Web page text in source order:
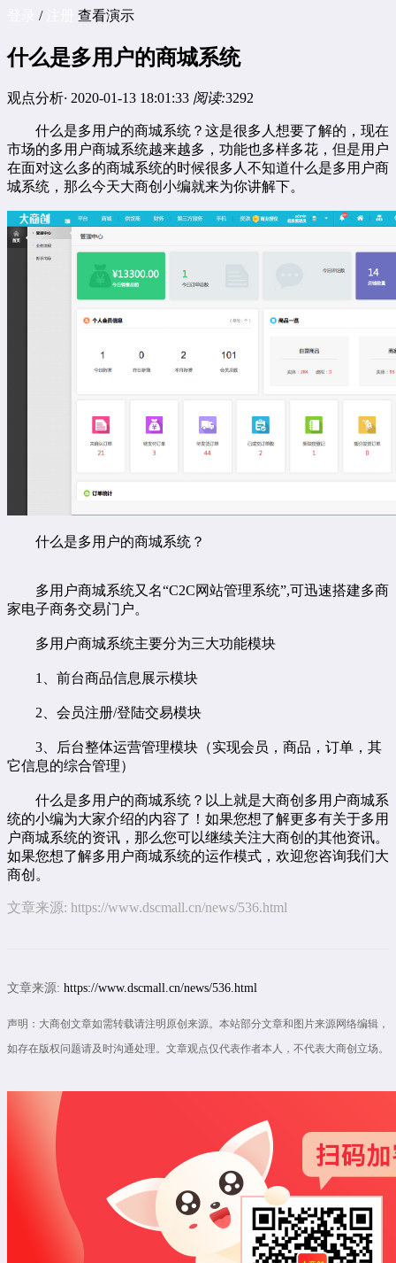
/注册 查看演示
什么是多用户的商城系统
观点分析· 2020-01-13 18:01:33 阅读:3292
什么是多用户的商城系统？这是很多人想要了解的，现在
市场的多用户商城系统越来越多，功能也多样多花，但是用户
在面对这么多的商城系统的时候很多人不知道什么是多用户商
城系统，那么今天大商创小编就来为你讲解下。
什么是多用户的商城系统？
多用户商城系统又名“C2C网站管理系统”,可迅速搭建多商
家电子商务交易门户。
多用户商城系统主要分为三大功能模块
1、前台商品信息展示模块
2、会员注册/登陆交易模块
3、后台整体运营管理模块（实现会员，商品，订单，其
它信息的综合管理）
什么是多用户的商城系统？以上就是大商创多用户商城系
统的小编为大家介绍的内容了！如果您想了解更多有关于多用
户商城系统的资讯，那么您可以继续关注大商创的其他资讯。
如果您想了解多用户商城系统的运作模式，欢迎您咨询我们大
商创。
文章来源: https://www.dscmall.cn/news/536.html
文章来源: https://www.dscmall.cn/news/536.html
声明：大商创文章如需转载请注明原创来源。本站部分文章和图片来源网络编辑，
如存在版权问题请及时沟通处理。文章观点仅代表作者本人，不代表大商创立场。